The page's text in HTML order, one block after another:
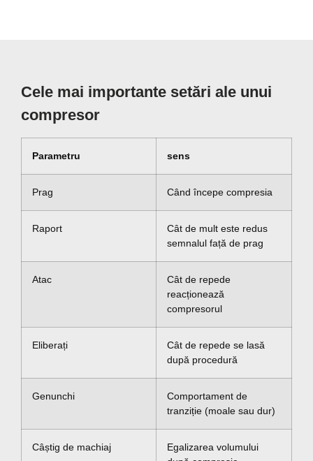
Cele mai importante setări ale unui
compresor
Parametru sens
Prag Când începe compresia
Raport
Cât de mult este redus
semnalul față de prag
Atac
Cât de repede
reacționează
compresorul
Eliberați
Cât de repede se lasă
după procedură
Genunchi
Comportament de
tranziție (moale sau dur)
Câștig de machiaj
Egalizarea volumului